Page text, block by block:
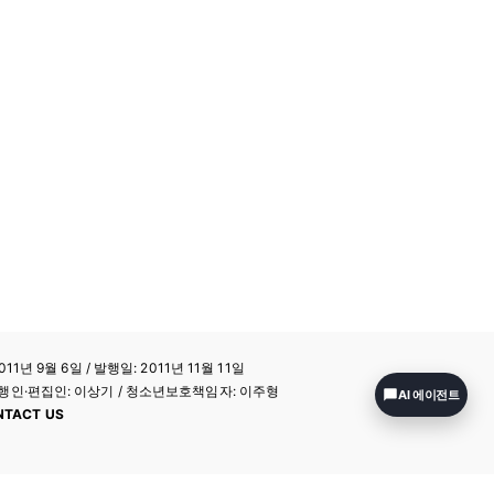
년 9월 6일 / 발행일: 2011년 11월 11일
·편집인: 이상기 / 청소년보호책임자: 이주형
US
AI 에이전트